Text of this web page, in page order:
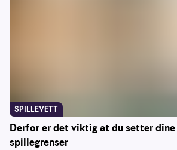
Derfor er det viktig at du setter dine
spillegrenser
SPILLEVETT